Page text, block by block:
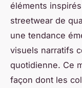
éléments
streetwear de
une tendance
visuels narratifs
quotidienne. Ce
façon dont les